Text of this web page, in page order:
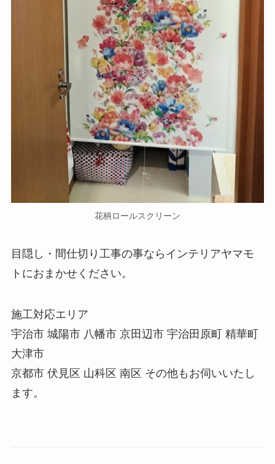
花柄ロールスクリーン
目隠し・間仕切り工事の事ならインテリアヤマモ
トにおまかせください。
施工対応エリア
宇治市 城陽市 八幡市 京田辺市 宇治田原町 精華町
大津市
京都市 伏見区 山科区 南区 その他もお伺いいたし
ます。